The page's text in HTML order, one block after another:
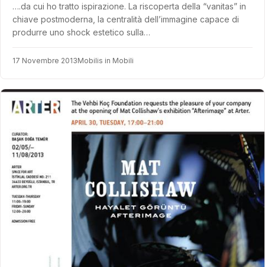
….da cui ho tratto ispirazione. La riscoperta della “vanitas” in
chiave postmoderna, la centralità dell’immagine capace di
produrre uno shock estetico sulla…
17 Novembre 2013Mobilis in Mobili